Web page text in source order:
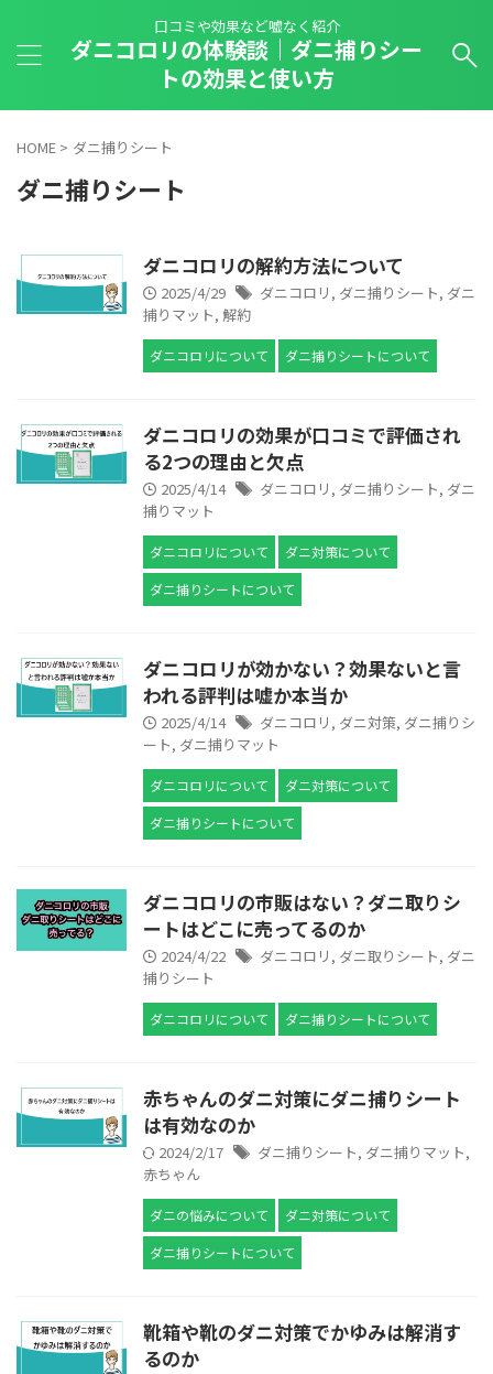
口コミや効果など嘘なく紹介
ダニコロリの体験談｜ダニ捕りシー
トの効果と使い方
HOME > ダニ捕りシート
ダニ捕りシート
ダニコロリの解約方法について
2025/4/29 ダニコロリ , ダニ捕りシート, ダニ
捕りマット, 解約
ダニコロリについて ダニ捕りシートについて
ダニコロリの効果が口コミで評価され
る2つの理由と欠点
2025/4/14 ダニコロリ , ダニ捕りシート, ダニ
捕りマット
ダニコロリについて
ダニ対策について
ダニ捕りシートについて
ダニコロリが効かない？効果ないと言
われる評判は嘘か本当か
2025/4/14 ダニコロリ , ダニ対策, ダニ捕りシ
ート, ダニ捕りマット
ダニコロリについて
ダニ対策について
ダニ捕りシートについて
ダニコロリの市販はない？ダニ取りシ
ートはどこに売ってるのか
2024/4/22 ダニコロリ , ダニ取りシート, ダニ
捕りシート
ダニコロリについて ダニ捕りシートについて
赤ちゃんのダニ対策にダニ捕りシート
は有効なのか
2024/2/17 ダニ捕りシート, ダニ捕りマット,
赤ちゃん
ダニの悩みについて
ダニ対策について
ダニ捕りシートについて
靴箱や靴のダニ対策でかゆみは解消す
るのか